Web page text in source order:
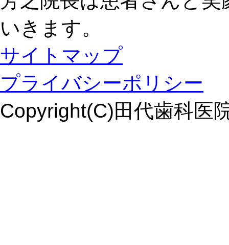
いきます。
サイトマップ
プライバシーポリシー
Copyright(C)田代歯科医